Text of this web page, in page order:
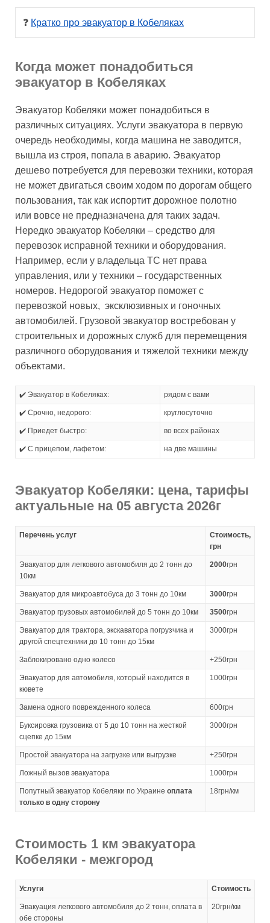
❓ Кратко про эвакуатор в Кобеляках
Когда может понадобиться
эвакуатор в Кобеляках
Эвакуатор Кобеляки может понадобиться в
различных ситуациях. Услуги эвакуатора в первую
очередь необходимы, когда машина не заводится,
вышла из строя, попала в аварию. Эвакуатор
дешево потребуется для перевозки техники, которая
не может двигаться своим ходом по дорогам общего
пользования, так как испортит дорожное полотно
или вовсе не предназначена для таких задач.
Нередко эвакуатор Кобеляки – средство для
перевозок исправной техники и оборудования.
Например, если у владельца ТС нет права
управления, или у техники – государственных
номеров. Недорогой эвакуатор поможет с
перевозкой новых, эксклюзивных и гоночных
автомобилей. Грузовой эвакуатор востребован у
строительных и дорожных служб для перемещения
различного оборудования и тяжелой техники между
объектами.
✔️ Эвакуатор в Кобеляках: рядом с вами
✔️ Срочно, недорого: круглосуточно
✔️ Приедет быстро: во всех районах
✔️ С прицепом, лафетом: на две машины
Эвакуатор Кобеляки: цена, тарифы
актуальные на 05 августа 2026г
Перечень услуг
Стоимость,
грн
Эвакуатор для легкового автомобиля до 2 тонн до
10км
2000грн
Эвакуатор для микроавтобуса до 3 тонн до 10км 3000грн
Эвакуатор грузовых автомобилей до 5 тонн до 10км 3500грн
Эвакуатор для трактора, экскаватора погрузчика и
другой спецтехники до 10 тонн до 15км
3000грн
Заблокировано одно колесо +250грн
Эвакуатор для автомобиля, который находится в
кювете
1000грн
Замена одного поврежденного колеса 600грн
Буксировка грузовика от 5 до 10 тонн на жесткой
сцепке до 15км
3000грн
Простой эвакуатора на загрузке или выгрузке +250грн
Ложный вызов эвакуатора 1000грн
Попутный эвакуатор Кобеляки по Украине оплата
только в одну сторону
18грн/км
Стоимость 1 км эвакуатора
Кобеляки - межгород
Услуги Стоимость
Эвакуация легкового автомобиля до 2 тонн, оплата в
обе стороны
20грн/км